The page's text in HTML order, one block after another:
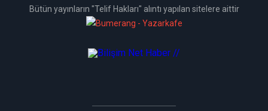
Bütün yayınların "Telif Hakları" alıntı yapılan sitelere aittir